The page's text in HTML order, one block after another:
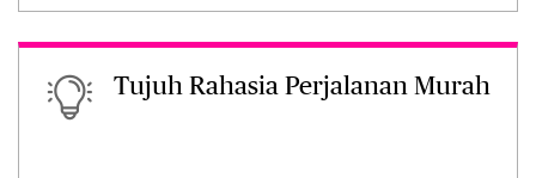
Tujuh Rahasia Perjalanan Murah